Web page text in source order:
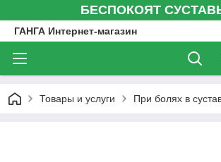
БЕСПОКОЯТ
ГАНГА Интернет-магазин
Товары и услуги При болях в